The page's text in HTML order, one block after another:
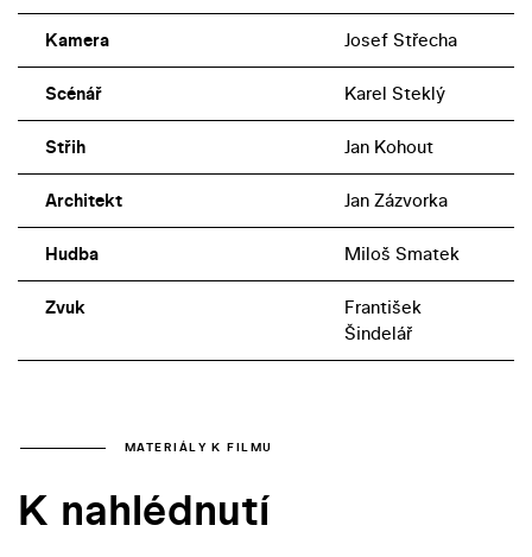
Kamera Josef Střecha
Scénář Karel Steklý
Střih Jan Kohout
Architekt Jan Zázvorka
Hudba Miloš Smatek
Zvuk
František
Šindelář
MATERIÁLY K FILMU
K nahlédnutí